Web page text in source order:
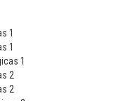
1
1
2
2